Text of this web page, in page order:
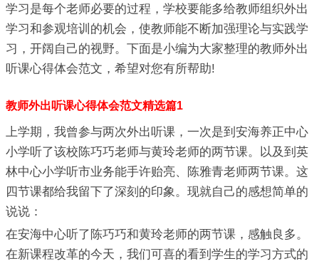
学习是每个老师必要的过程，学校要能多给教师组织外出
学习和参观培训的机会，使教师能不断加强理论与实践学
习，开阔自己的视野。下面是小编为大家整理的教师外出
听课心得体会范文，希望对您有所帮助!
教师外出听课心得体会范文精选篇1
上学期，我曾参与两次外出听课，一次是到安海养正中心
小学听了该校陈巧巧老师与黄玲老师的两节课。以及到英
林中心小学听市业务能手许贻亮、陈雅青老师两节课。这
四节课都给我留下了深刻的印象。现就自己的感想简单的
说说：
在安海中心听了陈巧巧和黄玲老师的两节课，感触良多。
在新课程改革的今天，我们可喜的看到学生的学习方式的